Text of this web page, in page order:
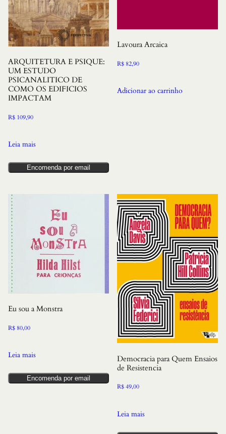
ARQUITETURA E PSIQUE:
UM ESTUDO
PSICANALITICO DE
COMO OS EDIFICIOS
IMPACTAM
R$ 109,90
Leia mais
Encomenda por email
Lavoura Arcaica
R$ 82,90
Adicionar ao carrinho
Eu sou a Monstra
R$ 80,00
Leia mais
Encomenda por email
Democracia para Quem Ensaios
de Resistencia
R$49,00
Leia mais